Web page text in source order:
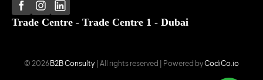
Trade Centre - Trade Centre 1 - Dubai
© 2026 B2B Consulty | All rights reserved | Powered byCodiCo.io